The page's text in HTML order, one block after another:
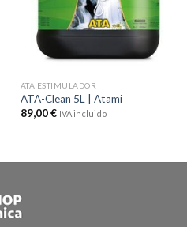
ATA ESTIMULADOR
ATA-Clean 5L | Atami
89,00€ IVA incluido